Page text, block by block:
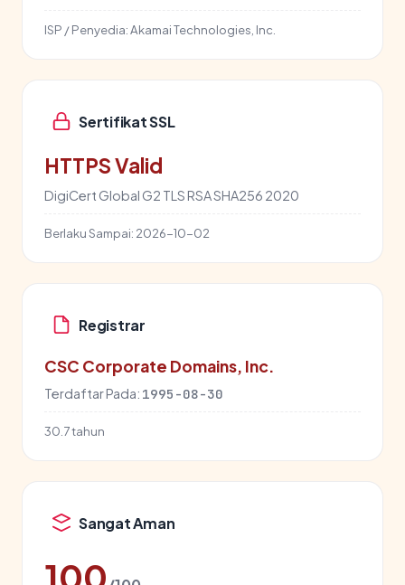
ISP / Penyedia:Akamai Technologies, Inc.
Sertifikat SSL
HTTPS Valid
DigiCert Global G2 TLS RSA SHA256 2020
Berlaku Sampai: 2026-10-02
Registrar
CSC Corporate Domains, Inc.
Terdaftar Pada: 1995-08-30
30.7 tahun
Sangat Aman